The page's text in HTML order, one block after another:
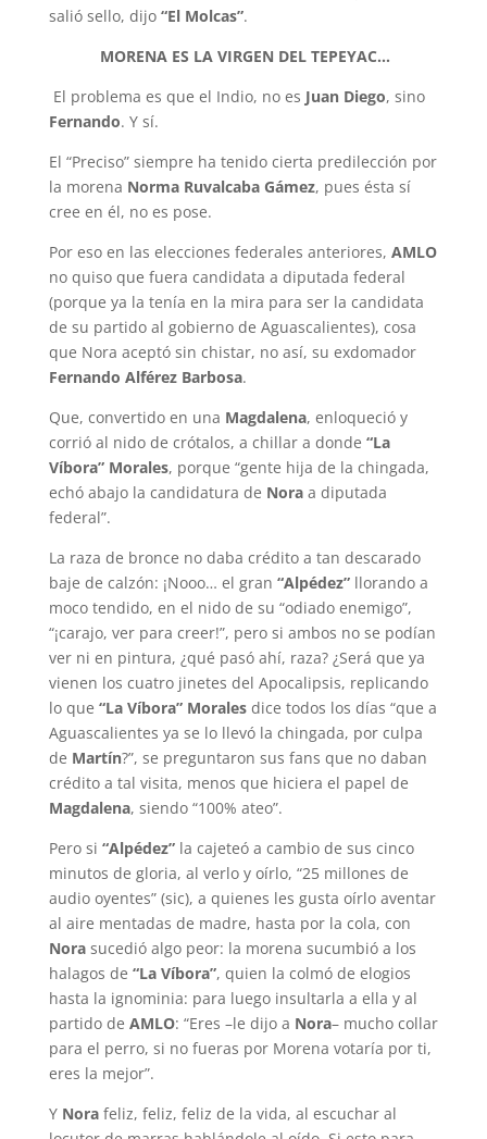
salió sello, dijo “El Molcas”.
MORENA ES LA VIRGEN DEL TEPEYAC...
El problema es que el Indio, no es Juan Diego, sino
Fernando. Y sí.
El “Preciso” siempre ha tenido cierta predilección por
la morena Norma Ruvalcaba Gámez, pues ésta sí
cree en él, no es pose.
Por eso en las elecciones federales anteriores, AMLO
no quiso que fuera candidata a diputada federal
(porque ya la tenía en la mira para ser la candidata
de su partido al gobierno de Aguascalientes), cosa
que Nora aceptó sin chistar, no así, su exdomador
Fernando Alférez Barbosa.
Que, convertido en una Magdalena, enloqueció y
corrió al nido de crótalos, a chillar a donde “La
Víbora” Morales, porque “gente hija de la chingada,
echó abajo la candidatura de Nora a diputada
federal”.
La raza de bronce no daba crédito a tan descarado
baje de calzón: ¡Nooo… el gran “Alpédez” llorando a
moco tendido, en el nido de su “odiado enemigo”,
“¡carajo, ver para creer!”, pero si ambos no se podían
ver ni en pintura, ¿qué pasó ahí, raza? ¿Será que ya
vienen los cuatro jinetes del Apocalipsis, replicando
lo que “La Víbora” Morales dice todos los días “que a
Aguascalientes ya se lo llevó la chingada, por culpa
de Martín?”, se preguntaron sus fans que no daban
crédito a tal visita, menos que hiciera el papel de
Magdalena, siendo “100% ateo”.
Pero si “Alpédez” la cajeteó a cambio de sus cinco
minutos de gloria, al verlo y oírlo, “25 millones de
audio oyentes” (sic), a quienes les gusta oírlo aventar
al aire mentadas de madre, hasta por la cola, con
Nora sucedió algo peor: la morena sucumbió a los
halagos de “La Víbora”, quien la colmó de elogios
hasta la ignominia: para luego insultarla a ella y al
partido de AMLO: “Eres –le dijo a Nora– mucho collar
para el perro, si no fueras por Morena votaría por ti,
eres la mejor”.
Y Nora feliz, feliz, feliz de la vida, al escuchar al